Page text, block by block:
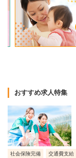
おすすめ求人特集
社会保険完備 交通費支給